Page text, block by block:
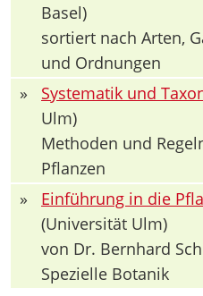
Basel)
sortiert nach Arten,
und Ordnungen
»
Systematik und
Ulm)
Methoden und
Pflanzen
»
Einführung in die
(Universität Ulm)
von Dr. Bernhard
Spezielle Botanik